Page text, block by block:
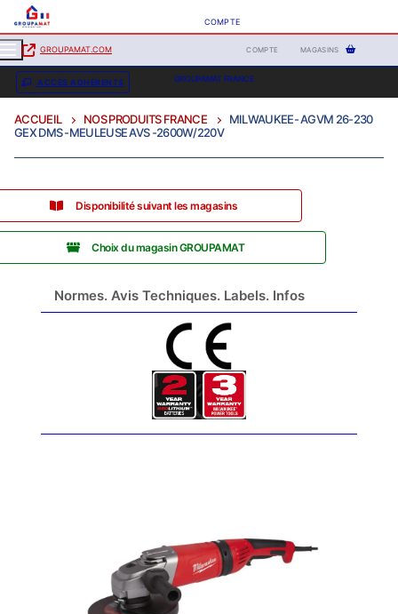
COMPTE
GROUPAMAT.COM COMPTE MAGASINS
ACCÈS ADHÉRENTS GROUPAMAT FRANCE
ACCUEIL NOS PRODUITS FRANCE
MILWAUKEE- AGVM 26-230
GEX DMS -MEULEUSE AVS -2600W/220V
Disponibilité suivant les magasins
Choix du magasin GROUPAMAT
Normes. Avis Techniques. Labels. Infos